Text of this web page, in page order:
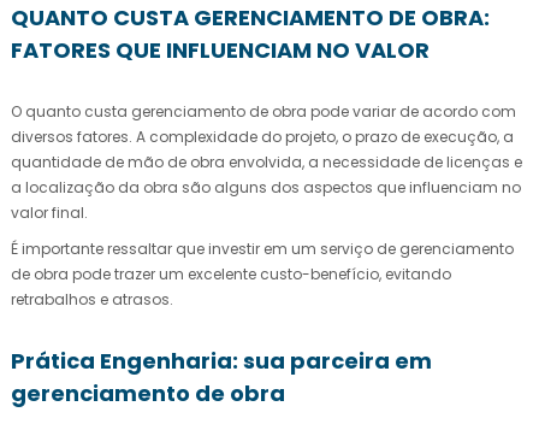
QUANTO CUSTA GERENCIAMENTO DE OBRA:
FATORES QUE INFLUENCIAM NO VALOR
O quanto custa gerenciamento de obra pode variar de acordo com
diversos fatores. A complexidade do projeto, o prazo de execução, a
quantidade de mão de obra envolvida, a necessidade de licenças e
a localização da obra são alguns dos aspectos que influenciam no
valor final.
É importante ressaltar que investir em um serviço de gerenciamento
de obra pode trazer um excelente custo-benefício, evitando
retrabalhos e atrasos.
Prática Engenharia: sua parceira em
gerenciamento de obra